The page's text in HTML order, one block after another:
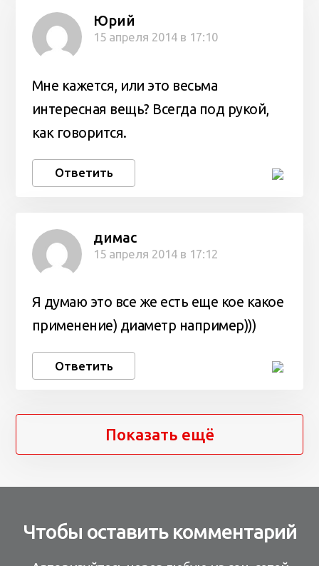
Юрий
15 апреля 2014 в 17:10
Мне кажется, или это весьма
интересная вещь? Всегда под рукой,
как говорится.
Ответить
димас
15 апреля 2014 в 17:12
Я думаю это все же есть еще кое какое
применение) диаметр например)))
Ответить
Показать ещё
Чтобы оставить комментарий